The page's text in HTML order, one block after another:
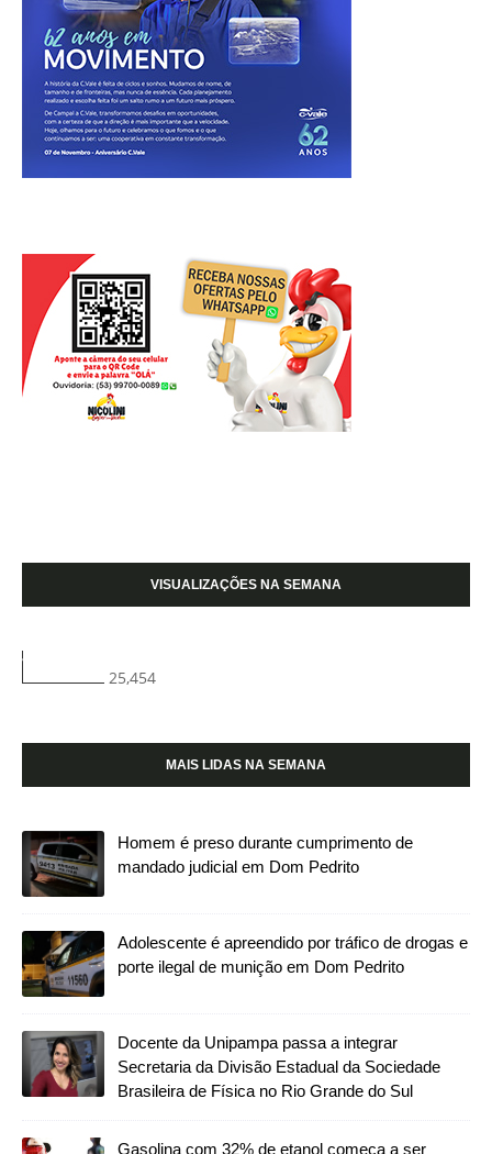
VISUALIZAÇÕES NA SEMANA
25,454
MAIS LIDAS NA SEMANA
Homem é preso durante cumprimento de
mandado judicial em Dom Pedrito
Adolescente é apreendido por tráfico de drogas e
porte ilegal de munição em Dom Pedrito
Docente da Unipampa passa a integrar
Secretaria da Divisão Estadual da Sociedade
Brasileira de Física no Rio Grande do Sul
Gasolina com 32% de etanol começa a ser